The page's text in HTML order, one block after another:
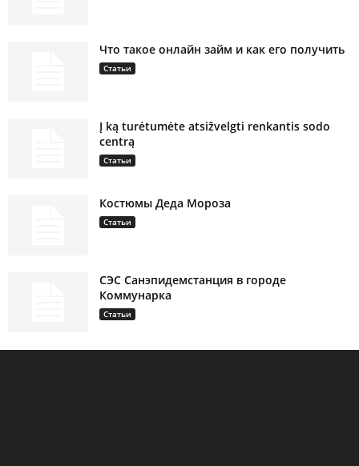
Что такое онлайн займ и как его получить
Статьи
Į ką turėtumėte atsižvelgti renkantis sodo
centrą
Статьи
Костюмы Деда Мороза
Статьи
СЭС Санэпидемстанция в городе
Коммунарка
Статьи